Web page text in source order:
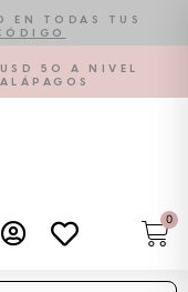
EN TODAS TUS
50 A NIVEL
0